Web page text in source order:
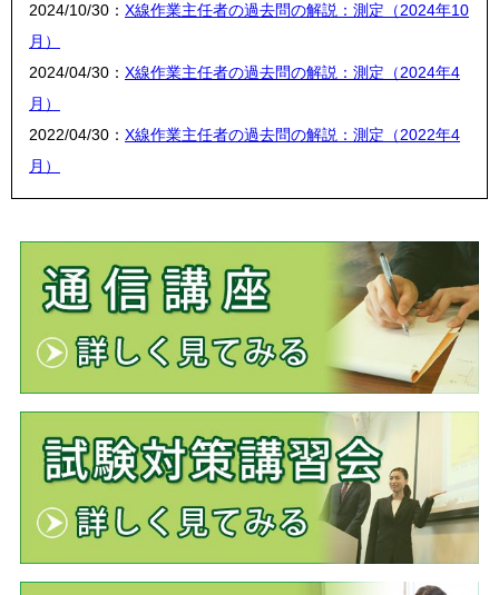
2024/10/30： X線作業主任者の過去問の解説：測定（2024年10
月）
2024/04/30： X線作業主任者の過去問の解説：測定（2024年4
月）
2022/04/30： X線作業主任者の過去問の解説：測定（2022年4
月）